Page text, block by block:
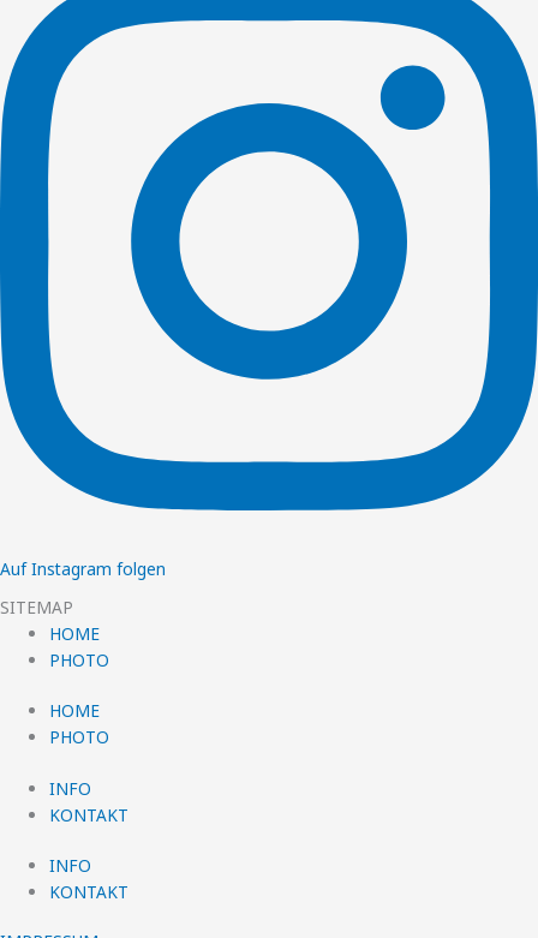
Auf Instagram folgen
SITEMAP
HOME
PHOTO
HOME
PHOTO
INFO
KONTAKT
INFO
KONTAKT